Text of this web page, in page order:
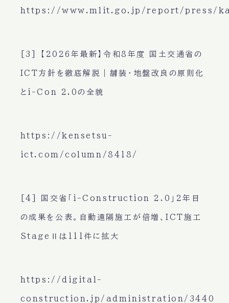
https://www.mlit.go.jp/report/press/
[3] 【2026年最新】令和8年度 国土交通省の
ICT方針を徹底解説｜舗装・地盤改良の原則化
とi-Con 2.0の全貌
https://kensetsu-
ict.com/column/8418/
[4] 国交省「i-Construction 2.0」2年目
の成果を公表。自動遠隔施工が倍増、ICT施工
StageⅡは111件に拡大
https://digital-
construction.jp/administration/3440